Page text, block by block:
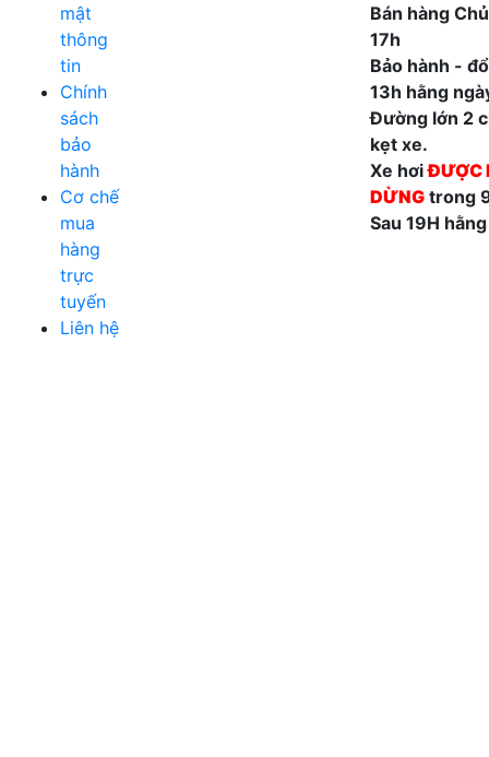
mật
thông
tin
Chính
sách
bảo
hành
Cơ chế
mua
hàng
trực
tuyến
Liên hệ
Bán hàng
17h
Bảo hành -
13h hằng
Đường lớn 2
kẹt xe.
Xe hơiĐƯỢC
DỪNG trong
Sau 19H